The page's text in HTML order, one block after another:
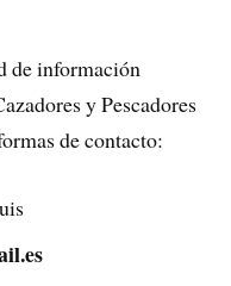
de información
y Pescadores
de contacto: